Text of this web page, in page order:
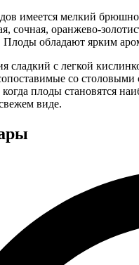
имеется мелкий
сочная, оранжево-
Плоды обладают ярким
сладкий с легкой
со
когда плоды становятся
виде.